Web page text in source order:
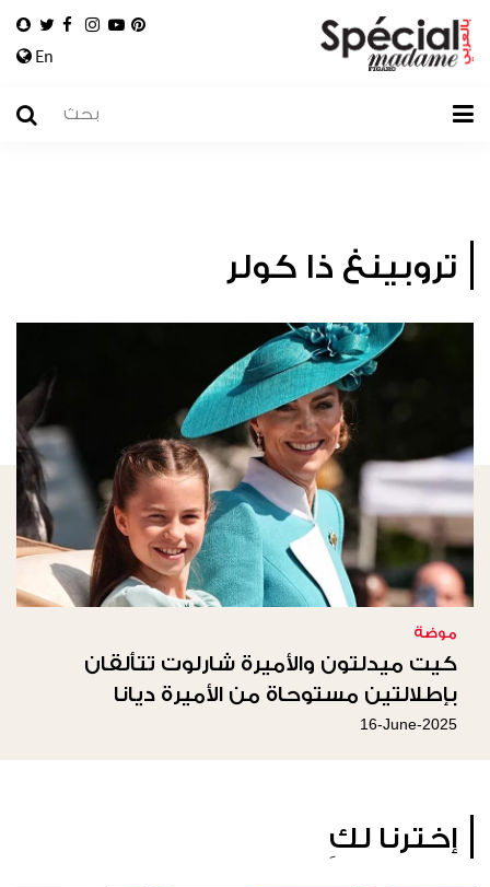
En
تروبينغ ذا كولر
موضة
كيت ميدلتون والأميرة شارلوت تتألقان
بإطلالتين مستوحاة من الأميرة ديانا
16-June-2025
إخترنا لكِ